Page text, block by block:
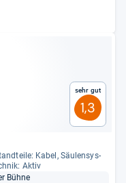
Sehr gut
1,3
Kabel, Säu­len­sys­
Aktiv
Bühne